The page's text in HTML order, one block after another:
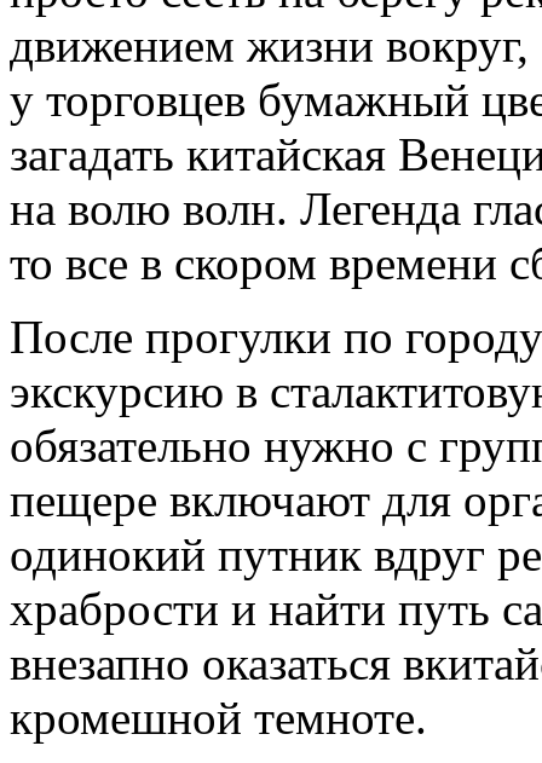
движением жизни вокруг,
у торговцев бумажный
загадать китайская
на волю волн. Легенда
то все в скором времени
После прогулки по
экскурсию в
обязательно нужно с
пещере включают для
одинокий путник вдруг
храбрости и найти путь
внезапно оказаться
кромешной темноте.